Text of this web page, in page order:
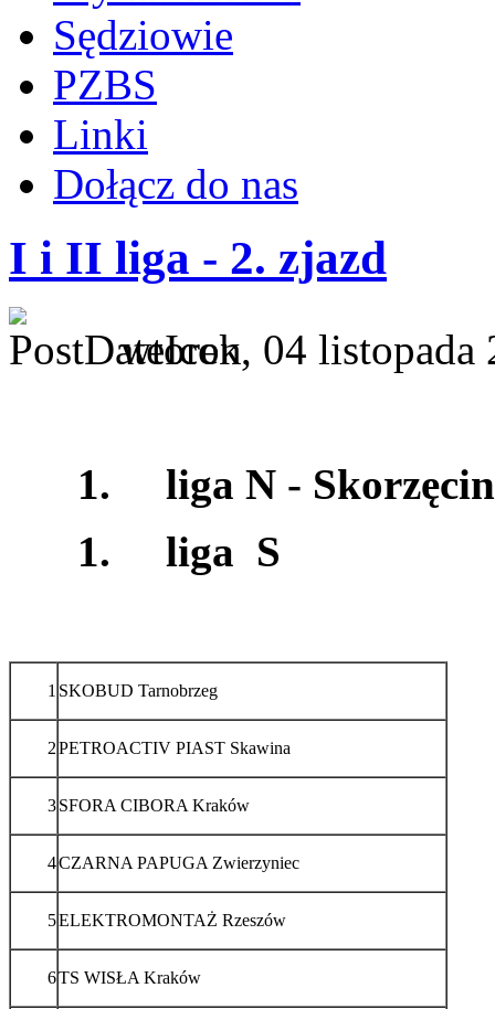
Sędziowie
PZBS
Linki
Dołącz do nas
I i II liga - 2. zjazd
wtorek, 04 listopada
1. liga N - Skorzęcin
1. liga S
1 SKOBUD Tarnobrzeg
2PETROACTIV PIAST Skawina
3SFORA CIBORA Kraków
4CZARNA PAPUGA Zwierzyniec
5ELEKTROMONTAŻ Rzeszów
6TS WISŁA Kraków